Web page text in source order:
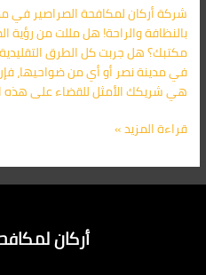
شركة أركان لمكافحة الصراصير في
بالنظافة والراحة! هل مللت من رؤية
مكتبك؟ هل جربت كل الطرق
في مدينة نصر أو أي من ضواحيها،
هي شريكك الأمثل للقضاء على هذه
قراءة المزيد »
أركان